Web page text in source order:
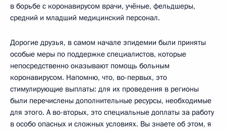
в борьбе с коронавирусом врачи, учёные, фельдшеры,
средний и младший медицинский персонал.
Дорогие друзья, в самом начале эпидемии были приняты
особые меры по поддержке специалистов, которые
непосредственно оказывают помощь больным
коронавирусом. Напомню, что, во-первых, это
стимулирующие выплаты: для их проведения в регионы
были перечислены дополнительные ресурсы, необходимые
для этого. А во-вторых, это специальные доплаты за работу
в особо опасных и сложных условиях. Вы знаете об этом, я